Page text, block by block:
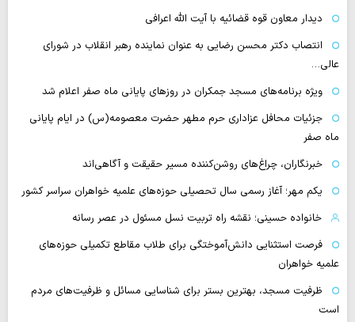
دیدار معاون قوه قضائیه با آیت الله اعرافی
انتصاب دکتر محسن رضایی به عنوان نماینده رهبر انقلاب در شورای
عالی…
‌ویژه برنامه‌های مسجد جمکران در روزهای پایانی ماه صفر اعلام شد
جزئیات محافل عزاداری حرم مطهر حضرت معصومه(س) در ایام پایانی
ماه صفر
خبرنگاران، چراغ‌های روشن‌کننده مسیر حقیقت و آگاهی‌اند
یکم مهر؛ آغاز رسمی سال تحصیلی حوزه‌های علمیه خواهران سراسر کشور
خانواده حسینی؛ نقشه راه تربیت نسل مسئول در عصر رسانه
فرصت استثنایی دانش‌آموختگی برای طلاب مقاطع تکمیلی حوزه‌های
علمیه خواهران
ظرفیت مسجد، بهترین بستر برای شناسایی مسائل و ظرفیت‌های مردم
است